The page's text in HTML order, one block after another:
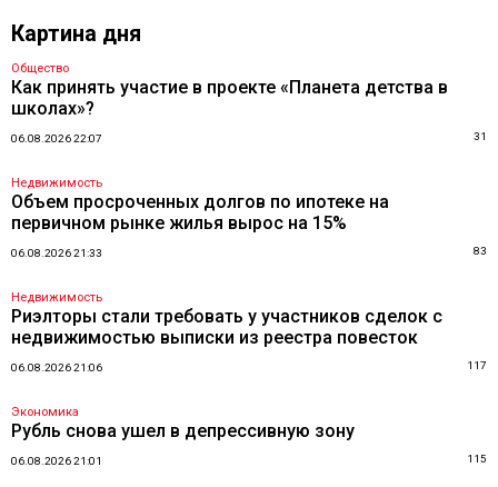
Картина дня
Общество
Как принять участие в проекте «Планета детства в
школах»?
06.08.2026 22:07 31
Недвижимость
Объем просроченных долгов по ипотеке на
первичном рынке жилья вырос на 15%
06.08.2026 21:33 83
Недвижимость
Риэлторы стали требовать у участников сделок с
недвижимостью выписки из реестра повесток
06.08.2026 21:06 117
Экономика
Рубль снова ушел в депрессивную зону
06.08.2026 21:01 115